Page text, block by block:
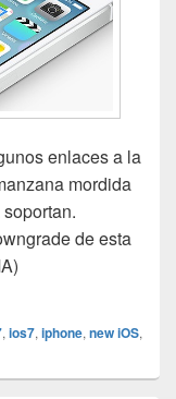
enlaces a la
mordida
de esta
del horno
, ios7, iphone, new iOS,